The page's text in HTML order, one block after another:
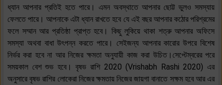
ধ্যান আপনার প্রতিই হতে পারে। এমন অবস্থাতে আপনার ছোট্ট ভুলও সমস্যায়
ফেলতে পারে। আপনাকে এটা ধ্যান রাখতে হবে যে এই বছর আপনার কঠোর পরিশ্রমের
ফলে সম্মান আর প্রতিষ্ঠা প্রাপ্ত হবে। কিছু লুকিয়ে থাকা শত্রু আপনার অফিসে
সমস্যা অথবা বাধা উৎপন্ন করতে পারে। সেইজন্য আপনার কারোর উপরে বিশেষ
নির্ভর করা হবে না আর নিজের ক্ষমতা অনুযায়ী কাজ করা উচিত।সেপ্টেম্বরের পরে
সময়কাল বেশ শুভ হবে। বৃষভ রাশি 2020 (Vrishabh Rashi 2020) এর
অনুসারে বৃষভ রাশির লোকেরা নিজের ক্ষমতায় নিজের জায়গা বানাতে সক্ষম হবে আর এর